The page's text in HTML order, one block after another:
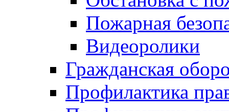
Пожарная
Видеоролики
Гражданская
Профилактика